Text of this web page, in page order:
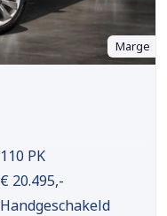
Marge
110 PK
€ 20.495,-
Handgeschakeld